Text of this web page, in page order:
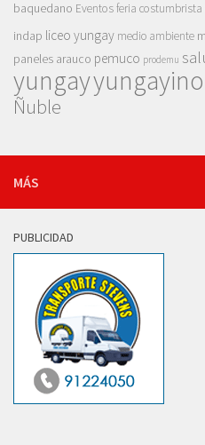
baquedano Eventosferia costumbrista
indap liceo yungay medio ambiente
paneles arauco pemuco prodemu
yungayyungayino
Ñuble
MÁS
PUBLICIDAD